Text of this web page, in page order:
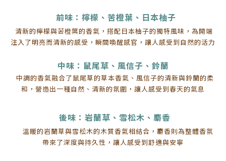
前味：檸檬、苦橙葉、日本柚子
清新的檸檬與苦橙葉的香氣，搭配日本柚子的獨特風味，為開端
注入了明亮而清新的感受，瞬間喚醒感官，讓人感受到自然的活力
中味：鼠尾草、風信子、鈴蘭
中調的香氣融合了鼠尾草的草本香氣、風信子的清新與鈴蘭的柔
和，營造出一種自然、清新的氛圍，讓人感受到春天的氣息
後味：岩蘭草、雪松木、麝香
溫暖的岩蘭草與雪松木的木質香氣相結合，麝香則為整體香氛
帶來了深度與持久性，讓人感受到舒適與安寧